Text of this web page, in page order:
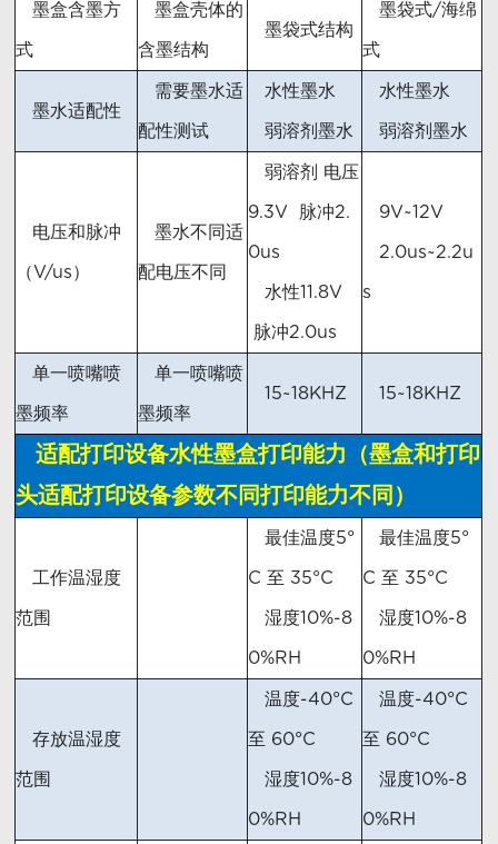
墨盒含墨方
式
墨盒壳体的
含墨结构
墨袋式结构
墨袋式/海绵
式
墨水适配性
需要墨水适
配性测试
水性墨水
弱溶剂墨水
水性墨水
弱溶剂墨水
电压和脉冲
（V/us）
墨水不同适
配电压不同
弱溶剂 电压
9.3V 脉冲2.
0us
水性11.8V
脉冲2.0us
9V~12V
2.0us~2.2u
s
单一喷嘴喷
墨频率
单一喷嘴喷
墨频率
15~18KHZ 15~18KHZ
适配打印设备水性墨盒打印能力（墨盒和打印
头适配打印设备参数不同打印能力不同）
工作温湿度
范围
最佳温度5°
C 至 35°C
湿度10%-8
0%RH
最佳温度5°
C 至 35°C
湿度10%-8
0%RH
存放温湿度
范围
温度-40°C
至 60°C
湿度10%-8
0%RH
温度-40°C
至 60°C
湿度10%-8
0%RH